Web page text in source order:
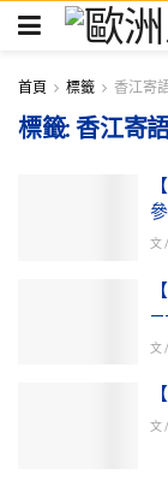
首頁 標籤 香江寄
標籤:香江寄
文 /
文 /
文 /